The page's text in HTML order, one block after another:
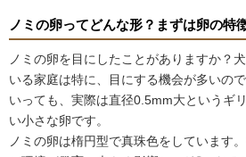
ノミの卵ってどんな形？まずは卵の特
ノミの卵を目にしたことがありますか？
いる家庭は特に、目にする機会が多いの
いっても、実際は直径0.5mm大というギ
い小さな卵です。
ノミの卵は楕円型で真珠色をしています